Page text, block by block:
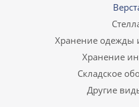
Хранение одежды
Хранение
Складское
Другие